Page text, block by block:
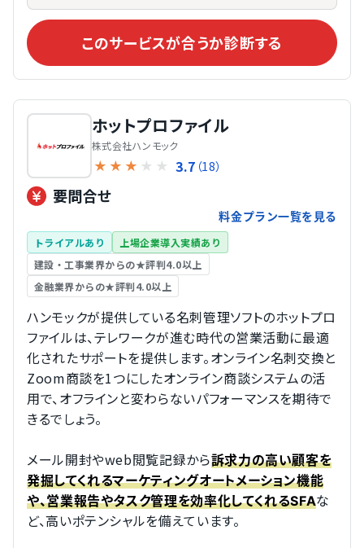
このサービスが合うか診断する
ホットプロファイル
株式会社ハンモック
★ ★ ★ ★ ★ 3.7 （18）
要問合せ
料金プラン一覧を見る
トライアルあり
上場企業導入実績あり
建設・工事業界からの★評判4.0以上
金融業界からの★評判4.0以上
ハンモックが提供している名刺管理ソフトのホットプロ
ファイルは、テレワークが進む時代の営業活動に最適
化されたサポートを提供します。オンライン名刺交換と
Zoom商談を1つにしたオンライン商談システムの活
用で、オフラインと変わらないパフォーマンスを期待で
きるでしょう。
メール開封やweb閲覧記録から訴求力の高い顧客を
発掘してくれるマーケティングオートメーション機能
や、営業報告やタスク管理を効率化してくれるSFAな
ど、高いポテンシャルを備えています。